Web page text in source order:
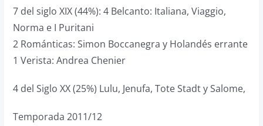
7 del siglo XIX (44%): 4 Belcanto: Italiana, Viaggio,
Norma e I Puritani
2 Románticas: Simon Boccanegra y Holandés errante
1 Verista: Andrea Chenier
4 del Siglo XX (25%) Lulu, Jenufa, Tote Stadt y Salome,
Temporada 2011/12